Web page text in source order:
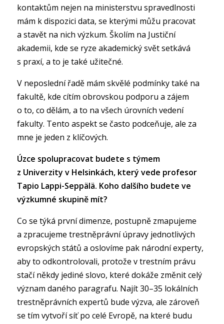
kontaktům nejen na ministerstvu spravedlnosti
mám k dispozici data, se kterými můžu pracovat
a stavět na nich výzkum. Školím na Justiční
akademii, kde se ryze akademický svět setkává
s praxí, a to je také užitečné.
V neposlední řadě mám skvělé podmínky také na
fakultě, kde cítím obrovskou podporu a zájem
o to, co dělám, a to na všech úrovních vedení
fakulty. Tento aspekt se často podceňuje, ale za
mne je jeden z klíčových.
Úzce spolupracovat budete s týmem
z Univerzity v Helsinkách, který vede profesor
Tapio Lappi-Seppälä. Koho dalšího budete ve
výzkumné skupině mít?
Co se týká první dimenze, postupně zmapujeme
a zpracujeme trestněprávní úpravy jednotlivých
evropských států a oslovíme pak národní experty,
aby to odkontrolovali, protože v trestním právu
stačí někdy jediné slovo, které dokáže změnit celý
význam daného paragrafu. Najít 30–35 lokálních
trestněprávních expertů bude výzva, ale zároveň
se tím vytvoří síť po celé Evropě, na které budu